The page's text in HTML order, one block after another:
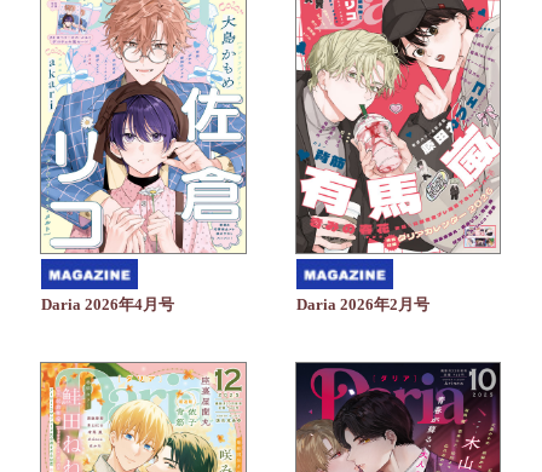
Daria 2026年4月号 Daria 2026年2月号